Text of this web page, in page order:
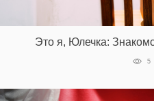
Это я, Юлечка:
5